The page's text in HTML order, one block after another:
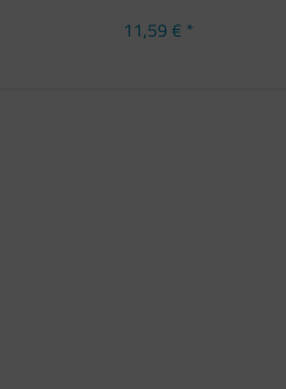
11,59 € *